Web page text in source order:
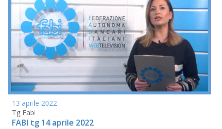
13 aprile 2022
Tg Fabi
FABI tg 14 aprile 2022